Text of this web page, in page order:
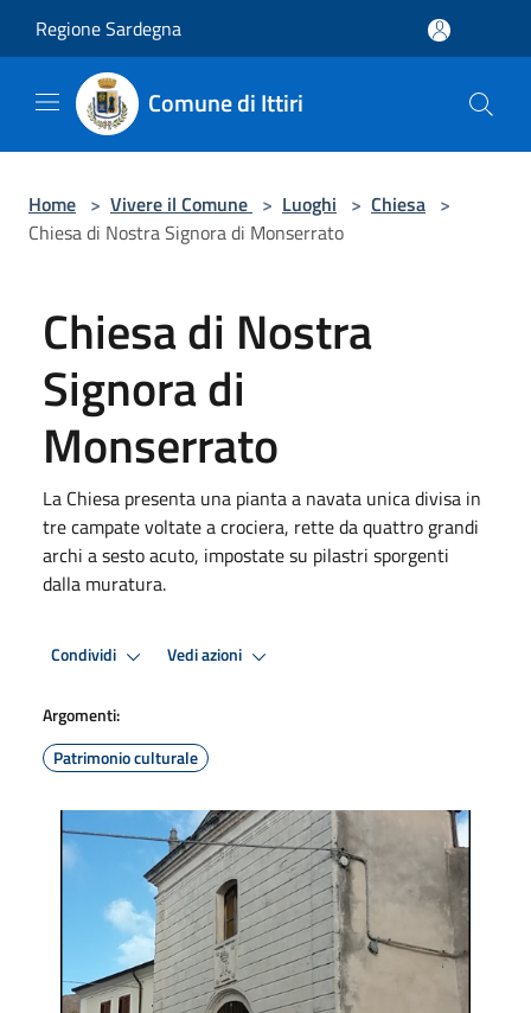
Regione Sardegna
Comune di Ittiri
Home > Vivere il Comune > Luoghi > Chiesa >
Chiesa di Nostra Signora di Monserrato
Chiesa di Nostra
Signora di
Monserrato
La Chiesa presenta una pianta a navata unica divisa in
tre campate voltate a crociera, rette da quattro grandi
archi a sesto acuto, impostate su pilastri sporgenti
dalla muratura.
Condividi Vedi azioni
Argomenti:
Patrimonio culturale